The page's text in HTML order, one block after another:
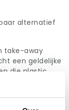
alternatief
take-away
een geldelijke
die plastic
hoogte van